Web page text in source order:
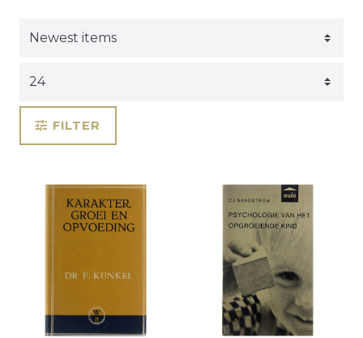
FILTER